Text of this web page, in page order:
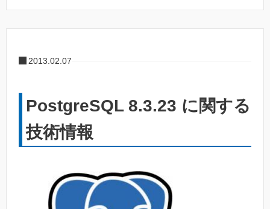
2013.02.07
PostgreSQL 8.3.23 に関する
技術情報